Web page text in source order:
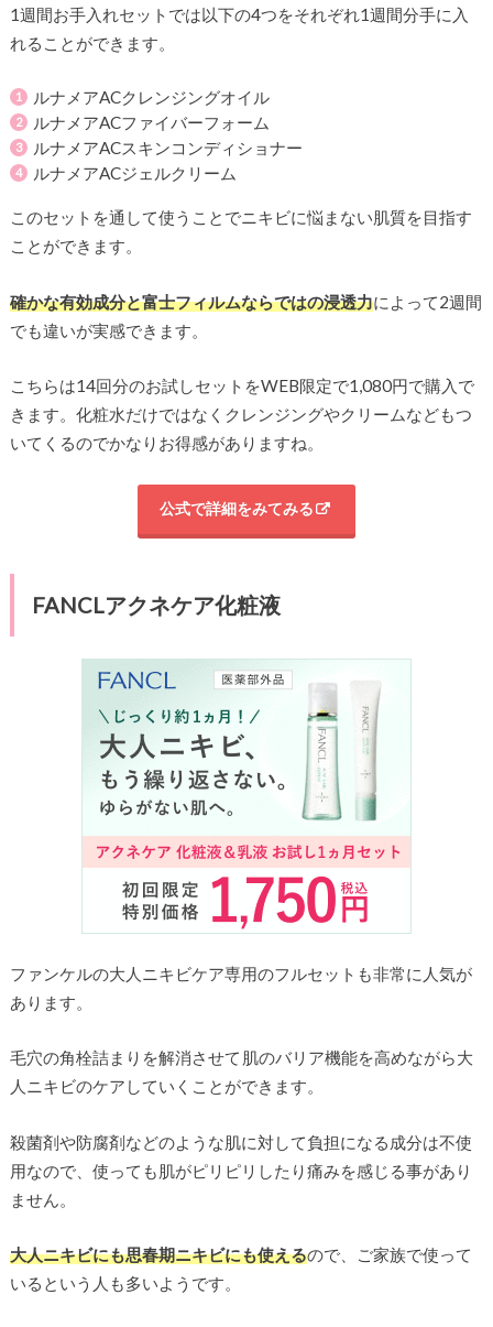
1週間お手入れセットでは以下の4つをそれぞれ1週間分手に入
れることができます。
ルナメアACクレンジングオイル
ルナメアACファイバーフォーム
ルナメアACスキンコンディショナー
ルナメアACジェルクリーム
このセットを通して使うことでニキビに悩まない肌質を目指す
ことができます。
確かな有効成分と富士フィルムならではの浸透力によって2週間
でも違いが実感できます。
こちらは14回分のお試しセットをWEB限定で1,080円で購入で
きます。化粧水だけではなくクレンジングやクリームなどもつ
いてくるのでかなりお得感がありますね。
公式で詳細をみてみる
FANCLアクネケア化粧液
ファンケルの大人ニキビケア専用のフルセットも非常に人気が
あります。
毛穴の角栓詰まりを解消させて 肌のバリア機能を高めながら大
人ニキビのケアしていくことができます。
殺菌剤や防腐剤などのような肌に対して負担になる成分は不使
用なので、使っても肌がピリピリしたり痛みを感じる事があり
ません。
大人ニキビにも思春期ニキビにも使えるので、ご家族で使って
いるという人も多いようです。